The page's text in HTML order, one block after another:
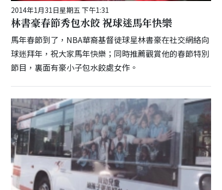
2014年1月31日星期五 下午1:31
林書豪春節秀包水餃 祝球迷馬年快樂
馬年春節到了，NBA華裔基督徒球星林書豪在社交網絡向
球迷拜年，祝大家馬年快樂；同時推薦觀賞他的春節特別
節目，裏面有豪小子包水餃處女作。